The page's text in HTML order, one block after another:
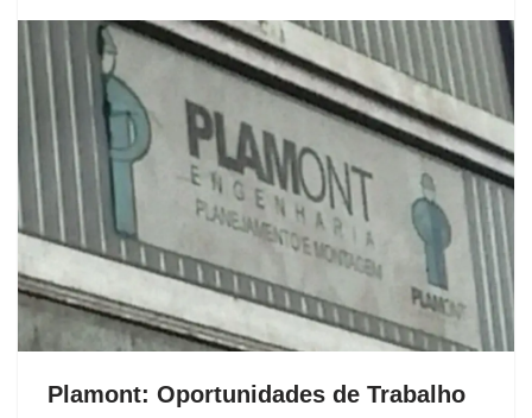
Plamont: Oportunidades de Trabalho